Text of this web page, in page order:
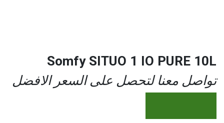
Somfy SITUO 1 IO PURE 10L
تواصل معنا لتحصل على السعر الافضل